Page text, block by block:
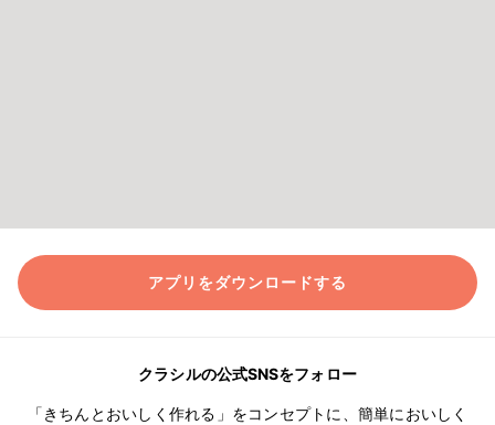
アプリをダウンロードする
クラシルの公式SNSをフォロー
「きちんとおいしく作れる」をコンセプトに、簡単においしく